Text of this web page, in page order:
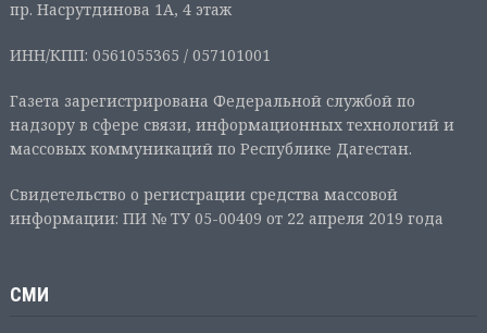
пр. Насрутдинова 1А, 4 этаж
ИНН/КПП: 0561055365 / 057101001
Газета зарегистрирована Федеральной службой по
надзору в сфере связи, информационных технологий и
массовых коммуникаций по Республике Дагестан.
Свидетельство о регистрации средства массовой
информации: ПИ № ТУ 05-00409 от 22 апреля 2019 года
СМИ